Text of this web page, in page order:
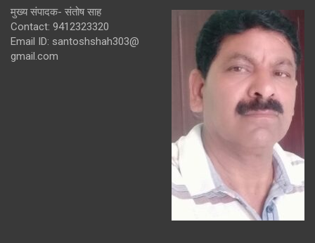
मुख्य संपादक- संतोष साह
Contact: 9412323320
Email ID: santoshshah303@
gmail.com